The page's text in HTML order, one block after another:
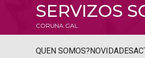
SERVIZOS
CORUNA.GAL
QUEN SOMOS?NOVIDADES